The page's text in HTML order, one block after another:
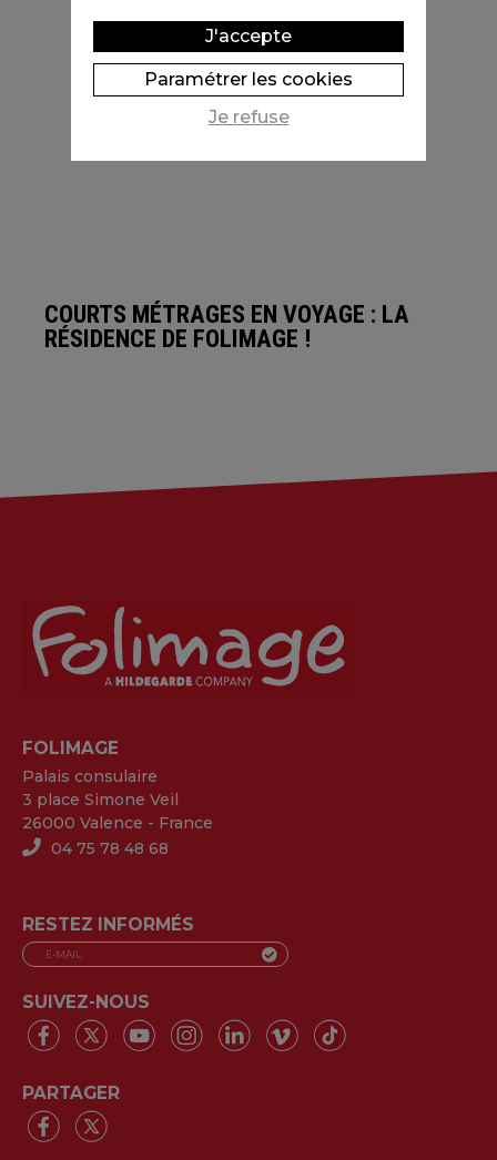
COURTS MÉTRAGES EN VOYAGE : LA
RÉSIDENCE DE FOLIMAGE !
FOLIMAGE
Palais consulaire
3 place Simone Veil
26000 Valence - France
04 75 78 48 68
RESTEZ INFORMÉS
SUIVEZ-NOUS
PARTAGER
J'accepte
Paramétrer les cookies
Je refuse